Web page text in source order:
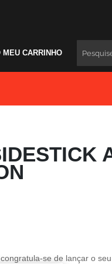
MEU CARRINHO Pesquisar
se de lançar o